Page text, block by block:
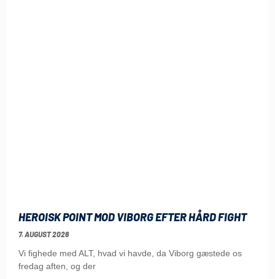
HEROISK POINT MOD VIBORG EFTER HÅRD FIGHT
7. AUGUST 2026
Vi fighede med ALT, hvad vi havde, da Viborg gæstede os
fredag aften, og der